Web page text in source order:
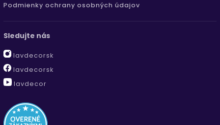
Podmienky ochrany osobných údajov
Sledujte nás
lavdecorsk
lavdecorsk
lavdecor